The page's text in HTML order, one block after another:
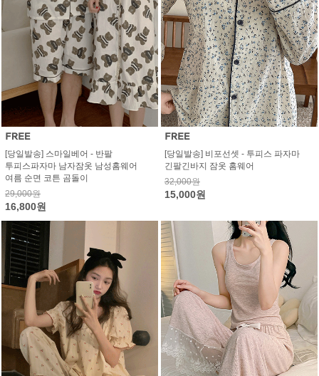
[당일발송] 스마일베어 - 반팔
투피스파자마 남자잠옷 남성홈웨어
여름 순면 코튼 곰돌이
29,000원
16,800원
[당일발송] 비포선셋 - 투피스 파자마
긴팔긴바지 잠옷 홈웨어
32,000원
15,000원